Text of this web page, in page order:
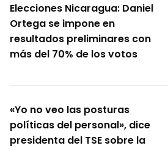
Elecciones Nicaragua: Daniel
Ortega se impone en
resultados preliminares con
más del 70% de los votos
«Yo no veo las posturas
políticas del personal», dice
presidenta del TSE sobre la